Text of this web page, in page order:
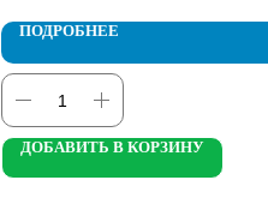
ПОДРОБНЕЕ
ДОБАВИТЬ В КОРЗИНУ